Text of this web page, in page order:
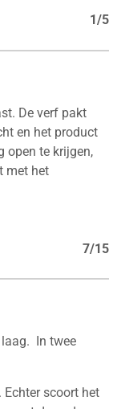
1/5
De verf pakt
en het product
open te krijgen,
met het
7/15
laag. In twee
scoort het